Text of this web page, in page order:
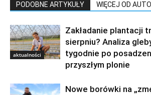
PODOBNE ARTYKUŁY WIĘCEJ OD
aktualności
Zakładanie plantacji
sierpniu? Analiza
tygodnie po
przyszłym plonie
Nowe borówki na